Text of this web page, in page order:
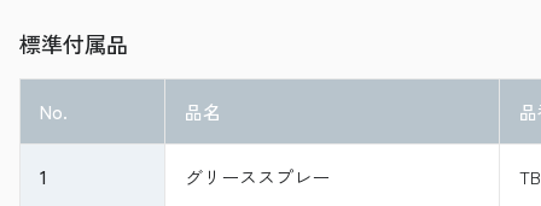
標準付属品
No. 品名
1 グリーススプレー